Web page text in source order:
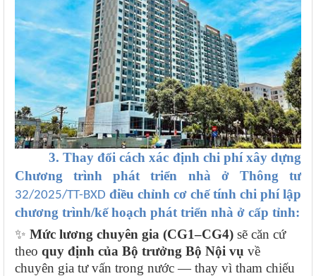
3. Thay đổi cách xác định chi phí xây dựng
Chương trình phát triển nhà ở Thông tư
32/2025/TT-BXD điều chỉnh cơ chế tính chi phí lập
chương trình/kế hoạch phát triển nhà ở cấp tỉnh:
✨ Mức lương chuyên gia (CG1–CG4) sẽ căn cứ
theo quy định của Bộ trưởng Bộ Nội vụ về
chuyên gia tư vấn trong nước — thay vì tham chiếu